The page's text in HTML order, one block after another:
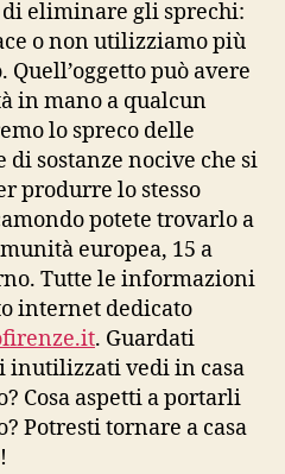
eliminare gli sprechi:
o non utilizziamo più
può avere
in mano a qualcun
lo spreco delle
sostanze nocive che si
produrre lo stesso
potete trovarlo a
europea, 15 a
Tutte le informazioni
internet dedicato
. Guardati
inutilizzati vedi in casa
Cosa aspetti a portarli
Potresti tornare a casa